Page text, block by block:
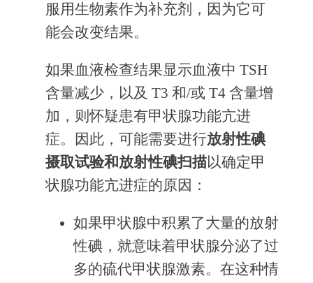
服用生物素作为补充剂，因为它可
能会改变结果。
如果血液检查结果显示血液中 TSH
含量减少，以及 T3 和/或 T4 含量增
加，则怀疑患有甲状腺功能亢进
症。因此，可能需要进行放射性碘
摄取试验和放射性碘扫描以确定甲
状腺功能亢进症的原因：
如果甲状腺中积累了大量的放射
性碘，就意味着甲状腺分泌了过
多的硫代甲状腺激素。在这种情